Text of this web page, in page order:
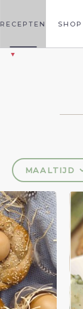
RECEPTEN SHOP
MAALTIJD